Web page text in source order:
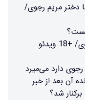
دختر مریم رجوی/
ویدئویی از رفتار غیر انسانی مریم رجوی/ +18 ویدئو
دارد می‌میرد
آن بعد از خبر
شد؟